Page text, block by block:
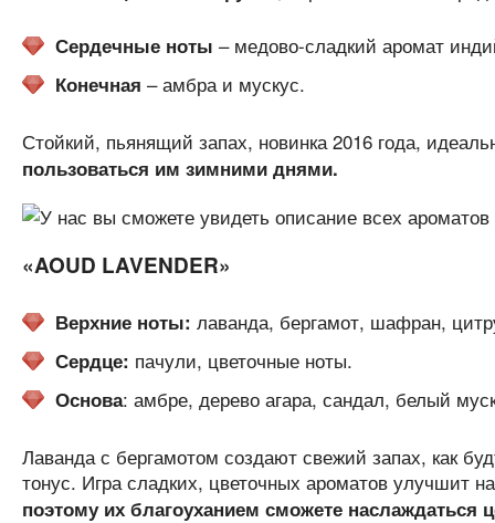
Сердечные ноты – медово-сладкий аромат
Конечная – амбра и мускус.
Стойкий, пьянящий запах, новинка 2016 года,
пользоваться им зимними днями.
«AOUD LAVENDER»
Верхние ноты: лаванда, бергамот, шафран,
Сердце: пачули, цветочные ноты.
Основа: амбре, дерево агара, сандал, белый
Лаванда с бергамотом создают свежий запах, как
тонус. Игра сладких, цветочных ароматов улучшит
поэтому их благоуханием сможете наслаждаться